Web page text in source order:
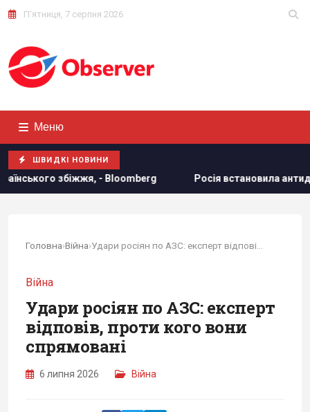
П'ятниця, 7 серпня 2026
Меню
ШВИДКІ НОВИНИ
Росія встановила антидронові сітки на своїх
Головна›Війна›
Війна
Удари росіян по АЗС: експерт
відповів, проти кого вони
спрямовані
6 липня 2026 Війна